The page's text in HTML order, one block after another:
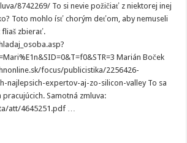
8742269/ To si nevie požičiať z niektorej inej
Toto mohlo ísť chorým deťom, aby nemuseli
fliaš zbierať.
Marián Boček
focus/publicistika/2256426-
najlepsich-expertov-aj-zo-silicon-valley To sa
Samotná zmluva:
att/4645251.pdf …